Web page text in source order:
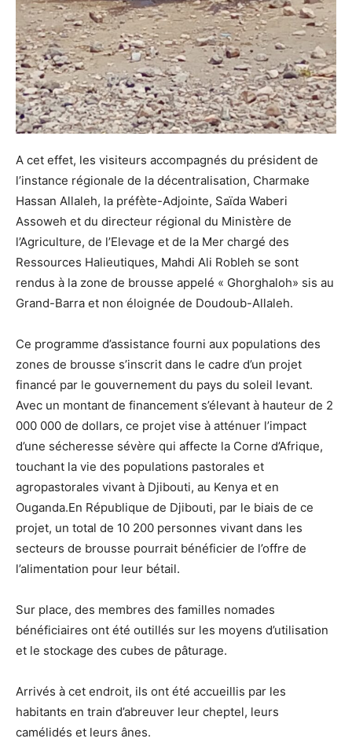
A cet effet, les visiteurs accompagnés du président de
l’instance régionale de la décentralisation, Charmake
Hassan Allaleh, la préfète-Adjointe, Saïda Waberi
Assoweh et du directeur régional du Ministère de
l’Agriculture, de l’Elevage et de la Mer chargé des
Ressources Halieutiques, Mahdi Ali Robleh se sont
rendus à la zone de brousse appelé « Ghorghaloh» sis au
Grand-Barra et non éloignée de Doudoub-Allaleh.
Ce programme d’assistance fourni aux populations des
zones de brousse s’inscrit dans le cadre d’un projet
financé par le gouvernement du pays du soleil levant.
Avec un montant de financement s’élevant à hauteur de 2
000 000 de dollars, ce projet vise à atténuer l’impact
d’une sécheresse sévère qui affecte la Corne d’Afrique,
touchant la vie des populations pastorales et
agropastorales vivant à Djibouti, au Kenya et en
Ouganda.En République de Djibouti, par le biais de ce
projet, un total de 10 200 personnes vivant dans les
secteurs de brousse pourrait bénéficier de l’offre de
l’alimentation pour leur bétail.
Sur place, des membres des familles nomades
bénéficiaires ont été outillés sur les moyens d’utilisation
et le stockage des cubes de pâturage.
Arrivés à cet endroit, ils ont été accueillis par les
habitants en train d’abreuver leur cheptel, leurs
camélidés et leurs ânes.